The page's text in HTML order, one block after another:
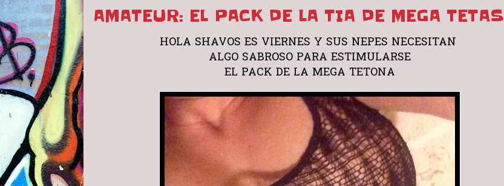
AMATEUR: EL PACK DE LA TIA DE MEGA TETAS
HOLA SHAVOS ES VIERNES Y SUS NEPES NECESITAN
ALGO SABROSO PARA ESTIMULARSE
EL PACK DE LA MEGA TETONA